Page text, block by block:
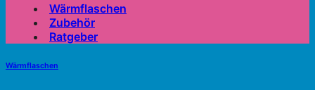
Wärmflaschen
Zubehör
Ratgeber
Wärmflaschen